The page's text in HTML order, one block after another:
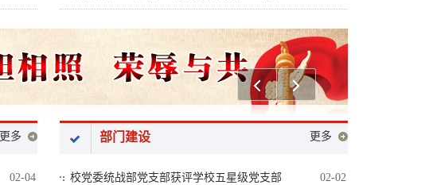
上一个 下一个
更多
02-04
部门建设 更多
校党委统战部党支部获评学校五星级党支部 02-02